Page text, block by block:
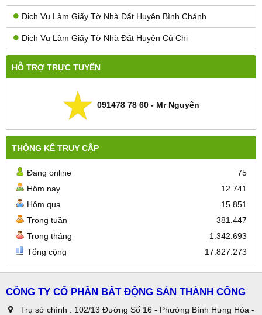
Dịch Vụ Làm Giấy Tờ Nhà Đất Huyện Bình Chánh
Dịch Vụ Làm Giấy Tờ Nhà Đất Huyện Củ Chi
HỖ TRỢ TRỰC TUYẾN
091478 78 60 - Mr Nguyên
THỐNG KÊ TRUY CẬP
Đang online
75
Hôm nay
12.741
Hôm qua
15.851
Trong tuần
381.447
Trong tháng
1.342.693
Tổng cộng
17.827.273
CÔNG TY CỔ PHẦN BẤT ĐỘNG SẢN THÀNH CÔNG
Trụ sở chính : 102/13 Đường Số 16 - Phường Bình Hưng Hòa -